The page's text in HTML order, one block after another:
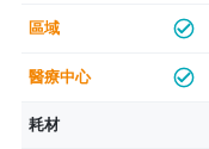
耗材